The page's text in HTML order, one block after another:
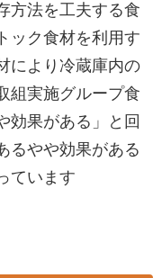
方法を工夫する食
ック食材を利用す
により冷蔵庫内の
組実施グループ食
効果がある」と回
るやや効果がある
ています